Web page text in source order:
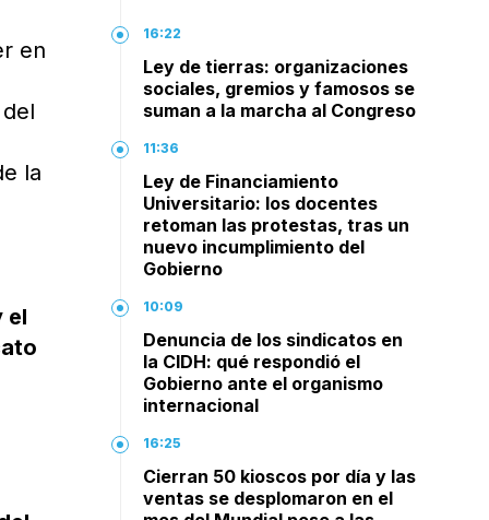
en
la
el
16:22
Ley de tierras: organizaciones
sociales, gremios y famosos se
suman a la marcha al Congreso
11:36
Ley de Financiamiento
Universitario: los docentes
retoman las protestas, tras un
nuevo incumplimiento del
Gobierno
10:09
Denuncia de los sindicatos en
la CIDH: qué respondió el
Gobierno ante el organismo
internacional
16:25
Cierran 50 kioscos por día y las
ventas se desplomaron en el